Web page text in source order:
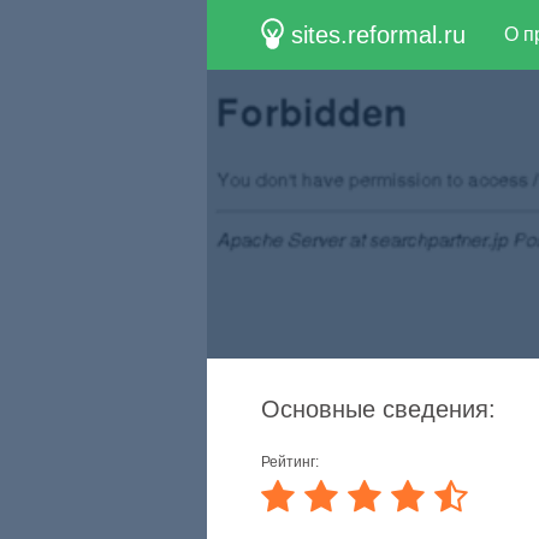
sites.reformal.ru О
Основные сведения:
Рейтинг: